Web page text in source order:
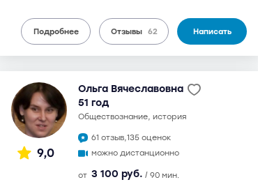
Подробнее Отзывы 62 Написать
9,0
Ольга Вячеславовна
51 год
обществознание, история
61 отзыв,135 оценок
можно дистанционно
от 3 100 руб. / 90 мин.